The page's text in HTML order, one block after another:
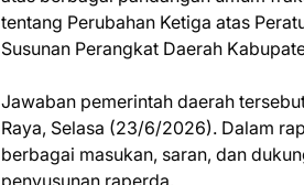
tentang Perubahan Ketiga atas
Susunan Perangkat Daerah
Jawaban pemerintah daerah
Raya, Selasa (23/6/2026). Dalam
berbagai masukan, saran, dan
penyusunan raperda.